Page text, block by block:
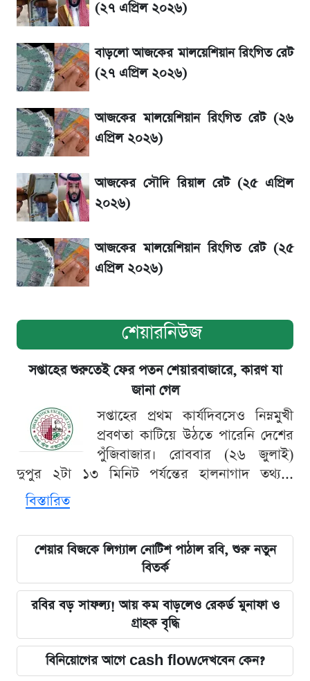
৬ আগস্ট দেশের বাজারে স্বর্ণের দাম
রবির বড় সাফল্য! আয় কম বাড়লেও রেকর্ড মুনাফা ও
গ্রাহক বৃদ্ধি
শেয়ার বিজকে লিগ্যাল নোটিশ পাঠাল রবি, শুরু নতুন
বিতর্ক
সৌদিতে বাংলাদেশিদের আকামা নবায়নে বদলে গেল
নিয়ম
(২৭ এপ্রিল ২০২৬)
বাড়লো আজকের মালয়েশিয়ান রিংগিত রেট
(২৭ এপ্রিল ২০২৬)
আজকের মালয়েশিয়ান রিংগিত রেট (২৬
এপ্রিল ২০২৬)
আজকের সৌদি রিয়াল রেট (২৫ এপ্রিল
২০২৬)
আজকের মালয়েশিয়ান রিংগিত রেট (২৫
এপ্রিল ২০২৬)
শেয়ারনিউজ
সপ্তাহের শুরুতেই ফের পতন শেয়ারবাজারে, কারণ যা
জানা গেল
সপ্তাহের প্রথম কার্যদিবসেও নিম্নমুখী
প্রবণতা কাটিয়ে উঠতে পারেনি দেশের
পুঁজিবাজার। রোববার (২৬ জুলাই)
দুপুর ২টা ১৩ মিনিট পর্যন্তের হালনাগাদ তথ্য...
বিস্তারিত
শেয়ার বিজকে লিগ্যাল নোটিশ পাঠাল রবি, শুরু নতুন
বিতর্ক
রবির বড় সাফল্য! আয় কম বাড়লেও রেকর্ড মুনাফা ও
গ্রাহক বৃদ্ধি
বিনিয়োগের আগে cash flowদেখবেন কেন?